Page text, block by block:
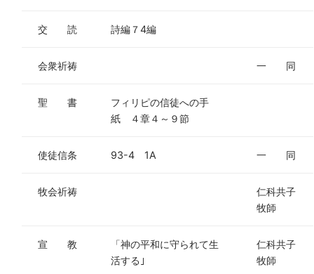
交 読 詩編７4編
会衆祈祷 一 同
聖 書
フィリピの信徒への手
紙 ４章４～９節
使徒信条 93-4 1A 一 同
牧会祈祷
仁科共子
牧師
宣 教
「神の平和に守られて生
活する ｣
仁科共子
牧師